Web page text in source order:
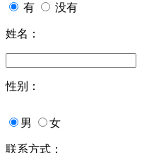
有 没有
姓名：
性别：
男 女
联系方式：